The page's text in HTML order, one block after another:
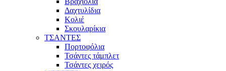
Δαχτυλίδια
Κολιέ
Σκουλαρίκια
ΤΣΑΝΤΕΣ
Πορτοφόλια
Τσάντες τάμπλετ
Τσάντες χειρός